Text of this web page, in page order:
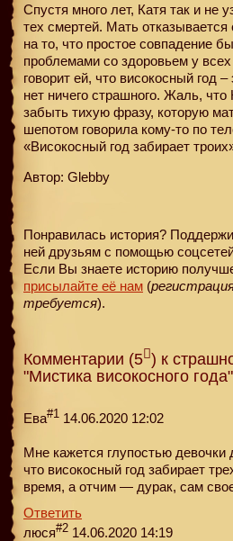
Спустя много лет, Катя так и не
тех смертей. Мать отказывается
на то, что простое совпадение
проблемами со здоровьем у
говорит ей, что високосный год
нет ничего страшного. Жаль, что
забыть тихую фразу, которую
шепотом говорила кому-то по
«Високосный год забирает
Автор: Glebby
Понравилась история?
ней друзьям с помощью
Если Вы знаете историю
присылайте её нам (
требуется).
Комментарии (5 ) к
"Мистика високосного
Ева#1 14.06.2020 12:02
Мне кажется глупостью девочки
что високосный год забирает
время, а отчим — дурак, сам
Ответить
люся#2 14.06.2020 14:19